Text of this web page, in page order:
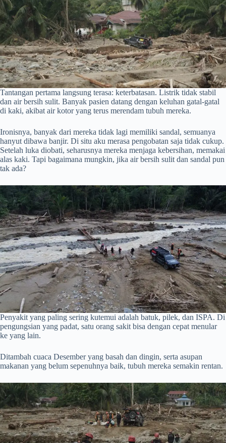
Tantangan pertama langsung terasa: keterbatasan. Listrik tidak stabil
dan air bersih sulit. Banyak pasien datang dengan keluhan gatal-gatal
di kaki, akibat air kotor yang terus merendam tubuh mereka.
Ironisnya, banyak dari mereka tidak lagi memiliki sandal, semuanya
hanyut dibawa banjir. Di situ aku merasa pengobatan saja tidak cukup.
Setelah luka diobati, seharusnya mereka menjaga kebersihan, memakai
alas kaki. Tapi bagaimana mungkin, jika air bersih sulit dan sandal pun
tak ada?
Penyakit yang paling sering kutemui adalah batuk, pilek, dan ISPA. Di
pengungsian yang padat, satu orang sakit bisa dengan cepat menular
ke yang lain.
Ditambah cuaca Desember yang basah dan dingin, serta asupan
makanan yang belum sepenuhnya baik, tubuh mereka semakin rentan.